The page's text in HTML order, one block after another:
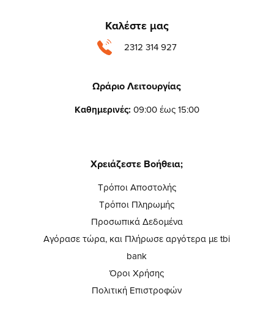
Καλέστε μας
2312 314 927
Ωράριο Λειτουργίας
Καθημερινές: 09:00 έως 15:00
Χρειάζεστε Βοήθεια;
Τρόποι Αποστολής
Τρόποι Πληρωμής
Προσωπικά Δεδομένα
Αγόρασε τώρα, και Πλήρωσε αργότερα με tbi
bank
Όροι Χρήσης
Πολιτική Επιστροφών